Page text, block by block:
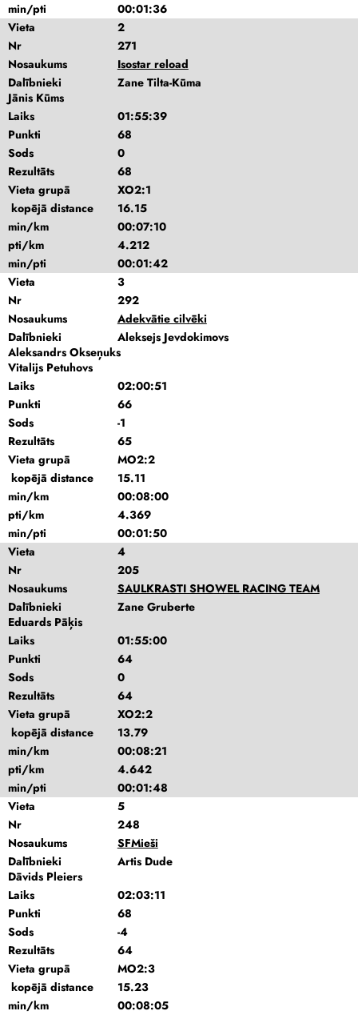
min/pti
00:01:36
Vieta
2
Nr
271
Nosaukums
Isostar reload
Dalībnieki
Zane Tilta-Kūma
Jānis Kūms
Laiks
01:55:39
Punkti
68
Sods
0
Rezultāts
68
Vieta grupā
XO2:1
kopējā distance
16.15
min/km
00:07:10
pti/km
4.212
min/pti
00:01:42
Vieta
3
Nr
292
Nosaukums
Adekvātie cilvēki
Dalībnieki
Aleksejs Jevdokimovs
Aleksandrs Okseņuks
Vitalijs Petuhovs
Laiks
02:00:51
Punkti
66
Sods
-1
Rezultāts
65
Vieta grupā
MO2:2
kopējā distance
15.11
min/km
00:08:00
pti/km
4.369
min/pti
00:01:50
Vieta
4
Nr
205
Nosaukums
SAULKRASTI SHOWEL RACING TEAM
Dalībnieki
Zane Gruberte
Eduards Pāķis
Laiks
01:55:00
Punkti
64
Sods
0
Rezultāts
64
Vieta grupā
XO2:2
kopējā distance
13.79
min/km
00:08:21
pti/km
4.642
min/pti
00:01:48
Vieta
5
Nr
248
Nosaukums
SFMieši
Dalībnieki
Artis Dude
Dāvids Pleiers
Laiks
02:03:11
Punkti
68
Sods
-4
Rezultāts
64
Vieta grupā
MO2:3
kopējā distance
15.23
min/km
00:08:05